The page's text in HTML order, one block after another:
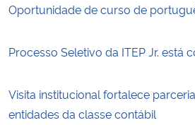
Oportunidade de curso de
Processo Seletivo da ITEP Jr. está
Visita institucional fortalece
entidades da classe contábil